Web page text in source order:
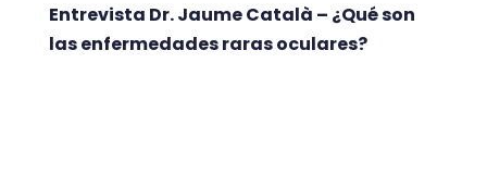
Entrevista Dr. Jaume Català – ¿Qué son
las enfermedades raras oculares?